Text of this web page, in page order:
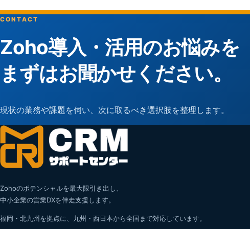
CONTACT
Zoho導入・活用のお悩みを
まずはお聞かせください。
現状の業務や課題を伺い、次に取るべき選択肢を整理します。
Zohoのポテンシャルを最大限引き出し、
中小企業の営業DXを伴走支援します。
福岡・北九州を拠点に、九州・西日本から全国まで対応しています。